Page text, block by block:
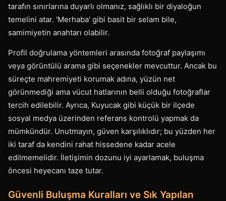
tarafın sınırlarına duyarlı olmanız, sağlıklı bir diyaloğun
temelini atar. 'Merhaba' gibi basit bir selam bile,
samimiyetin anahtarı olabilir.
Profil doğrulama yöntemleri arasında fotoğraf paylaşımı
veya görüntülü arama gibi seçenekler mevcuttur. Ancak bu
süreçte mahremiyeti korumak adına, yüzün net
görünmediği ama vücut hatlarının belli olduğu fotoğraflar
tercih edilebilir. Ayrıca, Kuyucak gibi küçük bir ilçede
sosyal medya üzerinden referans kontrolü yapmak da
mümkündür. Unutmayın, güven karşılıklıdır; bu yüzden her
iki taraf da kendini rahat hissedene kadar acele
edilmemelidir. İletişimin dozunu iyi ayarlamak, buluşma
öncesi heyecanı taze tutar.
Güvenli Buluşma Kuralları ve Sık Yapılan